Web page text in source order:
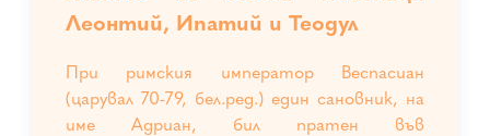
Леонтий, Ипатий и Теодул
При римския император Веспасиан
(царувал 70-79, бел.ред.) един сановник, на
име Адриан, бил пратен във